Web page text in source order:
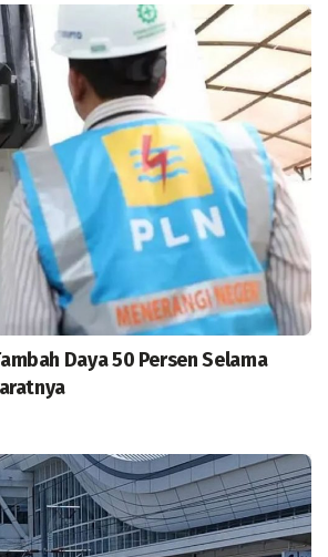
Daya 50 Persen Selama